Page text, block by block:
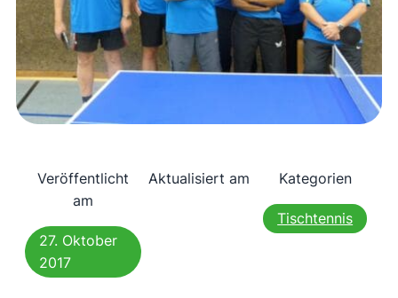
Veröffentlicht
am
27. Oktober
2017
Aktualisiert am Kategorien
Tischtennis